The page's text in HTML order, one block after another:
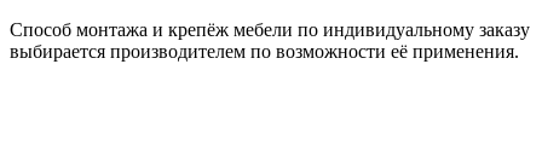
Способ монтажа и крепёж мебели по индивидуальному заказу
выбирается производителем по возможности её применения.